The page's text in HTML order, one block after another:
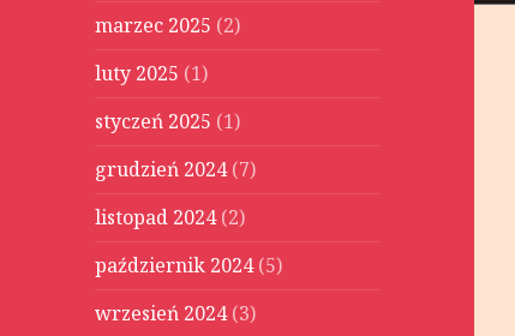
marzec 2025 (2)
luty 2025 (1)
styczeń 2025 (1)
grudzień 2024(7)
listopad 2024(2)
październik 2024(5)
wrzesień 2024(3)